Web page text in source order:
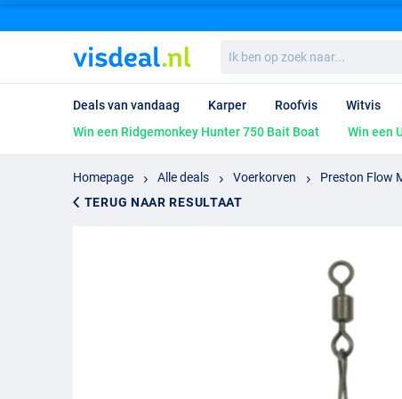
ben
op
naar...
Deals van vandaag Karper Roofvis Witvis
Win een Ridgemonkey Hunter 750 Bait Boat
Win een
Homepage Alle deals Voerkorven
Preston Flow
TERUG NAAR RESULTAAT